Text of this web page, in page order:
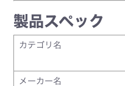
製品スペック
カテゴリ名
メーカー名